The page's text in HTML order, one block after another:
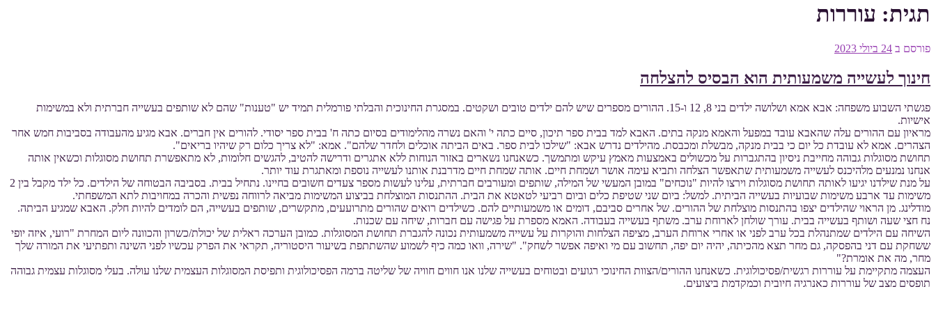
תגית: עוררות
פורסם ב 24 ביולי 2023
חינוך לעשייה משמעותית הוא הבסיס להצלחה
פגשתי השבוע משפחה: אבא אמא ושלושה ילדים בני 8, 12 ו-15. ההורים מספרים שיש להם ילדים טובים ושקטים. במסגרת החינוכית והבלתי פורמלית תמיד יש "טענות" שהם לא שותפים בעשייה חברתית ולא במשימות
אישיות.
מראיון עם ההורים עלה שהאבא עובד במפעל והאמא מנקה בתים. האבא למד בבית ספר תיכון, סיים כתה י' והאם נשרה מהלימודים בסיום כתה ח' בבית ספר יסודי. להורים אין חברים. אבא מגיע מהעבודה בסביבות חמש אחר
הצהרים. אמא לא עובדת כל יום כי בבית מנקה, מבשלת ומכבסת. מהילדים נדרש אבא: "שילכו לבית ספר. באים הביתה אוכלים ולחדר שלהם". אמא: "לא צריך כלום רק שיהיו בריאים".
תחושת מסוגלות גבוהה מחייבת ניסיון בהתגברות על מכשולים באמצעות מאמץ עיקש ומתמשך. כשאנחנו נשארים באזור הנוחות ללא אתגרים ודרישה להטיב, להגשים חלומות, לא מתאפשרת תחושת מסוגלות וכשאין אותה
אנחנו נמנעים מלהיכנס לעשייה משמעותית שתאפשר הצלחה ותביא עימה אושר ושמחת חיים. אותה שמחת חיים מדרבנת אותנו לעשייה נוספת ומאתגרת עוד יותר.
על מנת שילדנו יגיעו לאותה תחושת מסוגלות וירצו להיות "נוכחים" במובן המעשי של המילה, שותפים ומעורבים חברתית, עלינו לעשות מספר צעדים חשובים בחיינו. נתחיל בבית. בסביבה הבטוחה של הילדים. כל ילד מקבל בין 2
משימות עד ארבע משימות שבועיות בעשייה הביתית. למשל: ביום שני שטיפת כלים וביום רביעי לטאטא את הבית. ההתנסות המוצלחת בביצוע המשימות מביאה לרווחה נפשית והכרה במחויבות לתא המשפחתי.
מודלינג. מן הראוי שהילדים יצפו בהתנסות מוצלחת של ההורים. של אחרים סביבם, דומים או משמעותיים להם. כשילדים רואים שהורים מתרועעים, מתקשרים, שותפים בעשייה, הם לומדים להיות חלק. האבא שמגיע הביתה.
נח חצי שעה ושותף בעשייה בבית. עורך שולחן לארוחת ערב. משתף בעשייה בעבודה. האמא מספרת על פגישה עם חברות, שיחה עם שכנות.
השיחה עם הילדים שמתנהלת בכל ערב לפני או אחרי ארוחת הערב, מציפה הצלחות והוקרות על עשייה משמעותית נכונה להגברת תחושת המסוגלות. כמובן הערכה ראלית של יכולת/כשרון והכוונה ליום המחרת "רועי, איזה יופי
ששחקת עם דני בהפסקה, גם מחר תצא מהכיתה, יהיה יום יפה, תחשוב עם מי ואיפה אפשר לשחק". "שירה, וואו כמה כיף לשמוע שהשתתפת בשיעור היסטוריה, תקראי את הפרק עכשיו לפני השינה ותפתיעי את המורה שלך
מחר, מה את אומרת?"
העצמה מתקיימת על עוררות רגשית/פסיכולוגית. כשאנחנו ההורים/הצוות החינוכי רגועים ובטוחים בעשייה שלנו אנו חווים חוויה של שליטה ברמה הפסיכולוגית ותפיסת המסוגלות העצמית שלנו עולה. בעלי מסוגלות עצמית גבוהה
תופסים מצב של עוררות כאנרגיה חיובית וכמקדמת ביצועים.